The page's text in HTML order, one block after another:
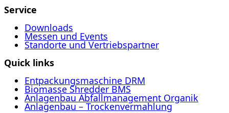
Service
Downloads
Messen und Events
Standorte und Vertriebspartner
Quick links
Entpackungsmaschine DRM
Biomasse Shredder BMS
Anlagenbau Abfallmanagement Organik
Anlagenbau – Trockenvermahlung